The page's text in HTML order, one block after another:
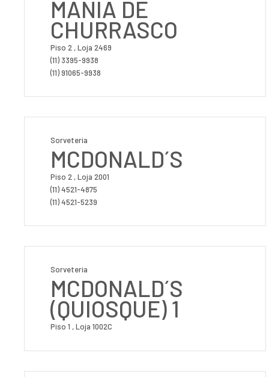
MANIA DE
CHURRASCO
Piso 2 , Loja 2469
(11) 3395-9938
(11) 91065-9938
Sorveteria
MCDONALD´S
Piso 2 , Loja 2001
(11) 4521-4875
(11) 4521-5239
Sorveteria
MCDONALD´S
(QUIOSQUE) 1
Piso 1 , Loja 1002C